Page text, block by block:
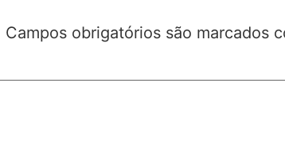
Campos obrigatórios são marcados